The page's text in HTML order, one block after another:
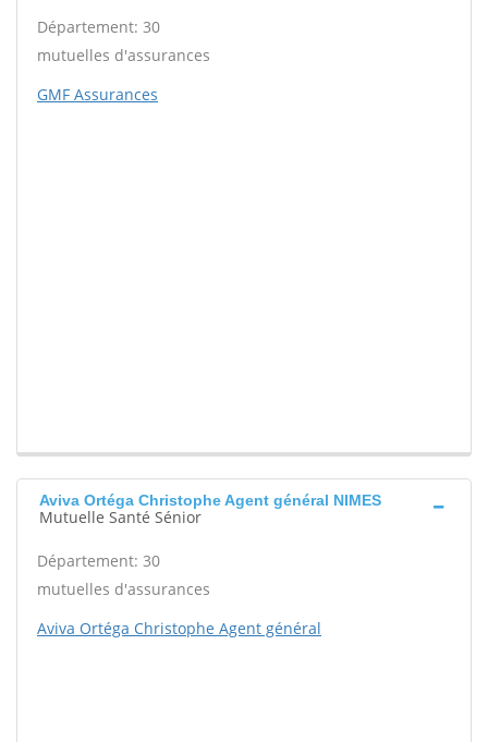
Département: 30
mutuelles d'assurances
GMF Assurances
Aviva Ortéga Christophe Agent général NIMES
Mutuelle Santé Sénior
Département: 30
mutuelles d'assurances
Aviva Ortéga Christophe Agent général